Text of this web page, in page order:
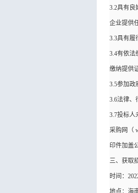
3.2具有良
企业提供
3.3具有履
3.4有依法
缴纳提供
3.5参加政
3.6法律、
3.7投标人
采购网（
印件加盖
三、获取
时间：
地点：海